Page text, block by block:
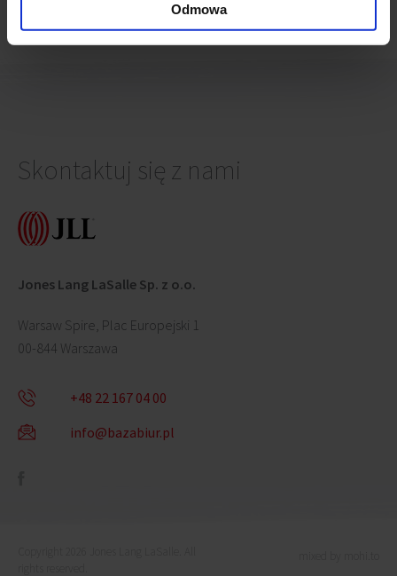
Odmowa
Zielona Góra
Skontaktuj się z nami
Jones Lang LaSalle Sp. z o.o.
Warsaw Spire, Plac Europejski 1
00-844 Warszawa
+48 22 167 04 00
info@bazabiur.pl